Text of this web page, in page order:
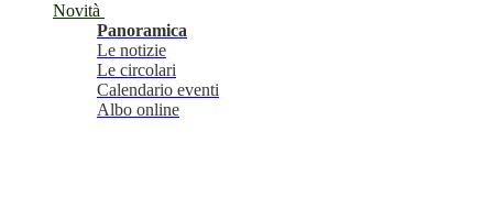
Novità
Panoramica
Le notizie
Le circolari
Calendario eventi
Albo online